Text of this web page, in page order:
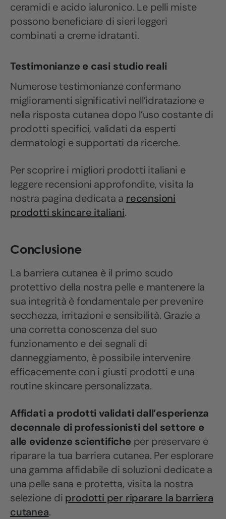
ceramidi e acido ialuronico. Le pelli miste
possono beneficiare di sieri leggeri
combinati a creme idratanti.
Testimonianze e casi studio reali
Numerose testimonianze confermano
miglioramenti significativi nell’idratazione e
nella risposta cutanea dopo l’uso costante di
prodotti specifici, validati da esperti
dermatologi e supportati da ricerche.
Per scoprire i migliori prodotti italiani e
leggere recensioni approfondite, visita la
nostra pagina dedicata a recensioni
prodotti skincare italiani.
Conclusione
La barriera cutanea è il primo scudo
protettivo della nostra pelle e mantenere la
sua integrità è fondamentale per prevenire
secchezza, irritazioni e sensibilità. Grazie a
una corretta conoscenza del suo
funzionamento e dei segnali di
danneggiamento, è possibile intervenire
efficacemente con i giusti prodotti e una
routine skincare personalizzata.
Affidati a prodotti validati dall’esperienza
decennale di professionisti del settore e
alle evidenze scientifiche per preservare e
riparare la tua barriera cutanea. Per esplorare
una gamma affidabile di soluzioni dedicate a
una pelle sana e protetta, visita la nostra
selezione di prodotti per riparare la barriera
cutanea.